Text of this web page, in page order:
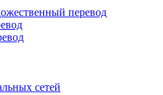
перевод
сетей